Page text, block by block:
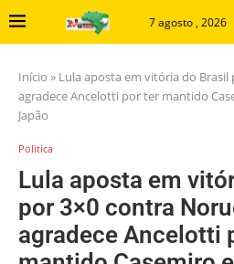
7 agosto , 2026
Início » Lula aposta em vitória do
agradece Ancelotti por ter mantido
Japão
Politica
Lula aposta em
por 3×0 contra
agradece Ancelotti